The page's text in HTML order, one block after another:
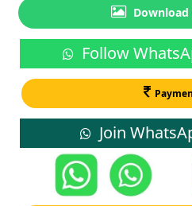
Download
Follow
Join